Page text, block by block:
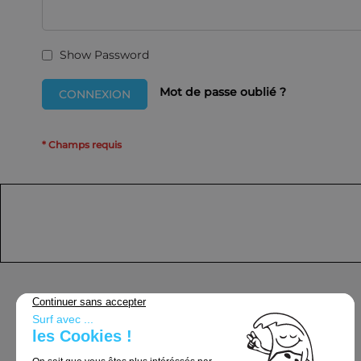
Show Password
CONNEXION Mot de passe oublié ?
Support
Conditions Générales de Vente